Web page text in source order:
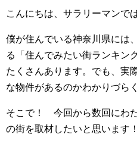
こんにちは、サラリーマンで
僕が住んでいる神奈川県には
る「住んでみたい街ランキン
たくさんあります。でも、実
な物件があるのかわかりづら
そこで！ 今回から数回にわ
の街を取材したいと思います！